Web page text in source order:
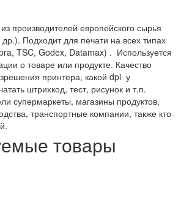
производителей европейского сырья
Подходит для печати на всех типах
TSC, Godex, Datamax) . Используется
о товаре или продукте. Качество
принтера, какой dpi у
штрихкод, тест, рисунок и т.п.
супермаркеты, магазины продуктов,
транспортные компании, также кто
товары